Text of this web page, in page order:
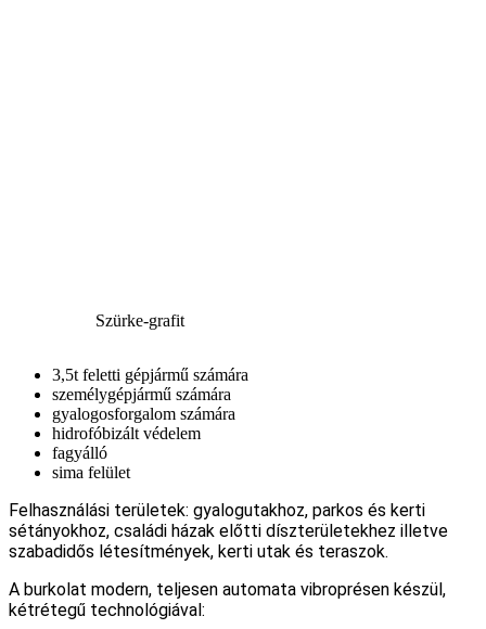
Szürke-grafit
3,5t feletti gépjármű számára
személygépjármű számára
gyalogosforgalom számára
hidrofóbizált védelem
fagyálló
sima felület
Felhasználási területek: gyalogutakhoz, parkos és kerti
sétányokhoz, családi házak előtti díszterületekhez illetve
szabadidős létesítmények, kerti utak és teraszok.
A burkolat modern, teljesen automata vibroprésen készül,
kétrétegű technológiával: